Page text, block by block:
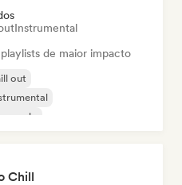
Instrumental
de maior impacto
out
solo
Chill